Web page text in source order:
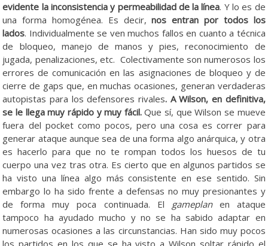
evidente la inconsistencia y permeabilidad de la línea. Y lo es de
una forma homogénea. Es decir,nos entran por todos los
lados. Individualmente se ven muchos fallos en cuanto a técnica
de bloqueo, manejo de manos y pies, reconocimiento de
jugada, penalizaciones, etc. Colectivamente son numerosos los
errores de comunicación en las asignaciones de bloqueo y de
cierre de gaps que, en muchas ocasiones, generan verdaderas
autopistas para los defensores rivales. A Wilson, en definitiva,
se le llega muy rápido y muy fácil.Que sí, que Wilson se mueve
fuera del pocket como pocos, pero una cosa es correr para
generar ataque aunque sea de una forma algo anárquica, y otra
es hacerlo para que no te rompan todos los huesos de tu
cuerpo una vez tras otra. Es cierto que en algunos partidos se
ha visto una línea algo más consistente en ese sentido. Sin
embargo lo ha sido frente a defensas no muy presionantes y
de forma muy poca continuada. El gameplanen ataque
tampoco ha ayudado mucho y no se ha sabido adaptar en
numerosas ocasiones a las circunstancias. Han sido muy pocos
los partidos en los que se ha visto a Wilson soltar rápido el